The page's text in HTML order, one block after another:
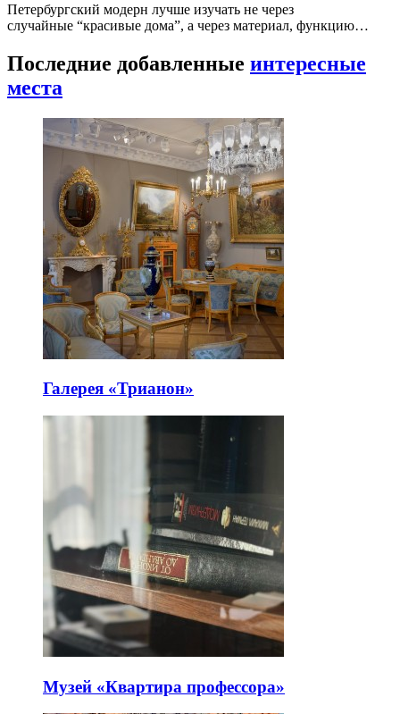
Петербургский модерн лучше изучать не через
случайные “красивые дома”, а через материал, функцию…
Последние добавленные интересные
места
Галерея «Трианон»
Музей «Квартира профессора»